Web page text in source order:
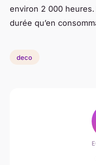
environ 2 000 heures.
durée qu’en
deco